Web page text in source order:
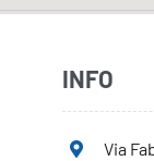
INFO
Via